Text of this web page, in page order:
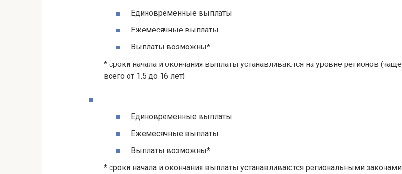
Единовременные выплаты
Ежемесячные выплаты
Выплаты возможны*
* сроки начала и окончания выплаты устанавливаются на уровне регионов (чаще
всего от 1,5 до 16 лет)
Единовременные выплаты
Ежемесячные выплаты
Выплаты возможны*
* сроки начала и окончания выплаты устанавливаются региональными законами